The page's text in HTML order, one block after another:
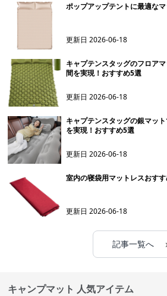
ポップアップテントに最適な
更新日2026-06-18
キャプテンスタッグのフロア
間を実現！おすすめ5選
更新日2026-06-18
キャプテンスタッグの銀マッ
を実現！おすすめ5選
更新日2026-06-18
室内の寝袋用マットレスおす
更新日2026-06-18
記事一覧へ
キャンプマット 人気アイテム